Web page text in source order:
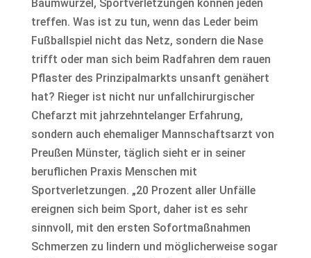
Baumwurzel, Sportverletzungen können jeden
treffen. Was ist zu tun, wenn das Leder beim
Fußballspiel nicht das Netz, sondern die Nase
trifft oder man sich beim Radfahren dem rauen
Pflaster des Prinzipalmarkts unsanft genähert
hat? Rieger ist nicht nur unfallchirurgischer
Chefarzt mit jahrzehntelanger Erfahrung,
sondern auch ehemaliger Mannschaftsarzt von
Preußen Münster, täglich sieht er in seiner
beruflichen Praxis Menschen mit
Sportverletzungen. „20 Prozent aller Unfälle
ereignen sich beim Sport, daher ist es sehr
sinnvoll, mit den ersten Sofortmaßnahmen
Schmerzen zu lindern und möglicherweise sogar